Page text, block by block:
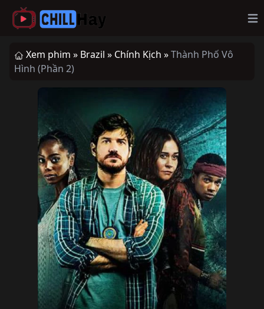
Xem phim » Brazil » Chính Kịch »Thành Phố Vô
Hình (Phần 2)